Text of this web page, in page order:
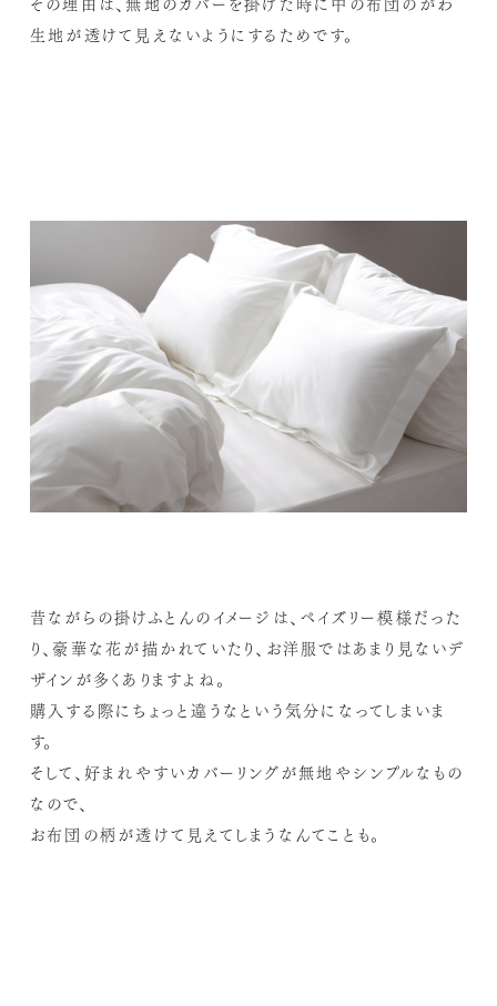
その理由は、無地のカバーを掛けた時に中の布団のがわ
生地が透けて見えないようにするためです。
昔ながらの掛けふとんのイメージは、ペイズリー模様だった
り、豪華な花が描かれていたり、お洋服ではあまり見ないデ
ザインが多くありますよね。
購入する際にちょっと違うなという気分になってしまいま
す。
そして、好まれやすいカバーリングが無地やシンプルなもの
なので、
お布団の柄が透けて見えてしまうなんてことも。